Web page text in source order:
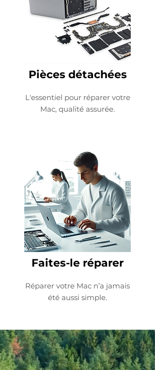
Pièces détachées
L'essentiel pour réparer votre
Mac, qualité assurée.
Faites-le réparer
Réparer votre Mac n’a jamais
été aussi simple.